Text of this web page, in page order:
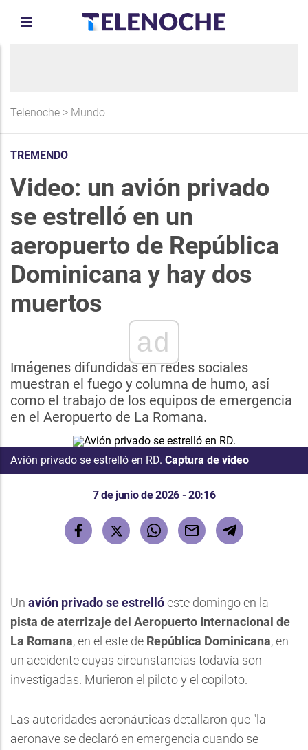
Telenoche > Mundo
TREMENDO
Video: un avión privado
se estrelló en un
aeropuerto de República
Dominicana y hay dos
muertos
ad
Imágenes difundidas en redes sociales
muestran el fuego y columna de humo, así
como el trabajo de los equipos de emergencia
en el Aeropuerto de La Romana.
Avión privado se estrelló en RD. Captura de video
7 de junio de 2026 - 20:16
Un avión privado se estrellóeste domingo en la
pista de aterrizaje del Aeropuerto Internacional de
La Romana, en el este de República Dominicana, en
un accidente cuyas circunstancias todavía son
investigadas. Murieron el piloto y el copiloto.
Las autoridades aeronáuticas detallaron que "la
aeronave se declaró en emergencia cuando se